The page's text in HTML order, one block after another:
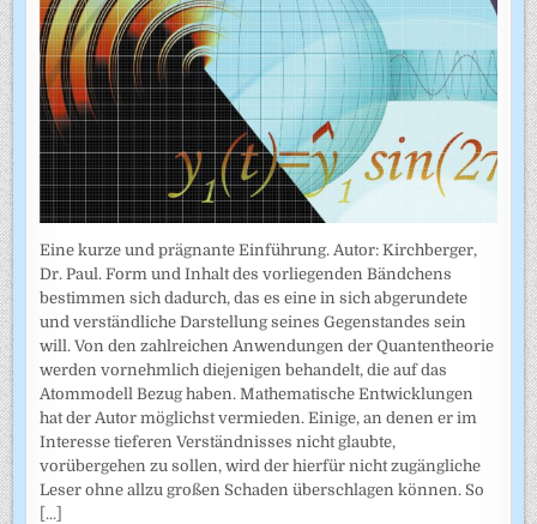
Eine kurze und prägnante Einführung. Autor: Kirchberger,
Dr. Paul. Form und Inhalt des vorliegenden Bändchens
bestimmen sich dadurch, das es eine in sich abgerundete
und verständliche Darstellung seines Gegenstandes sein
will. Von den zahlreichen Anwendungen der Quantentheorie
werden vornehmlich diejenigen behandelt, die auf das
Atommodell Bezug haben. Mathematische Entwicklungen
hat der Autor möglichst vermieden. Einige, an denen er im
Interesse tieferen Verständnisses nicht glaubte,
vorübergehen zu sollen, wird der hierfür nicht zugängliche
Leser ohne allzu großen Schaden überschlagen können. So
[...]